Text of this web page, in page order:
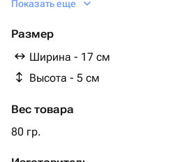
Показать еще
Размер
Ширина - 17 см
Высота - 5 см
Вес товара
80 гр.